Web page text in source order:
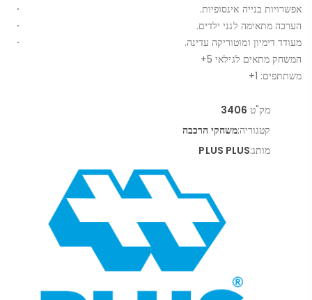
אפשרויות בנייה אינסופיות.
הערכה מתאימה לגני ילדים.
מעודד דימיון ומוטוריקה עדינה.
המשחק מתאים לגילאי 5+
משתתפים: 1+
מק"ט 3406
קטגוריה:משחקי הרכבה
מותג:PLUS PLUS